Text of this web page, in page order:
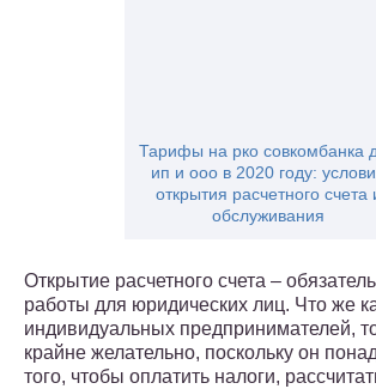
Тарифы на рко совкомбанка
ип и ооо в 2020 году:
открытия расчетного счета
обслуживания
Открытие расчетного счета –
работы для юридических лиц. Что же
индивидуальных предпринимателей,
крайне желательно, поскольку он
того, чтобы оплатить налоги,